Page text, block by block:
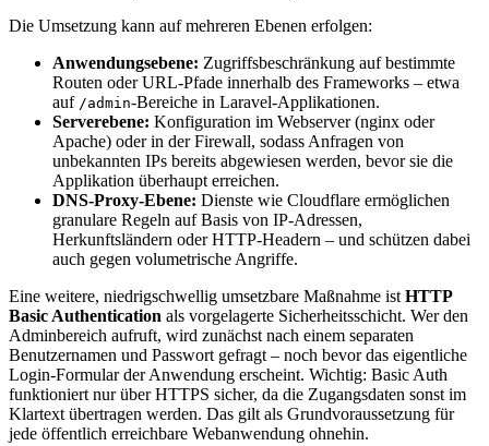
Die Umsetzung kann auf mehreren Ebenen erfolgen:
Anwendungsebene: Zugriffsbeschränkung auf bestimmte
Routen oder URL-Pfade innerhalb des Frameworks – etwa
auf /admin-Bereiche in Laravel-Applikationen.
Serverebene: Konfiguration im Webserver (nginx oder
Apache) oder in der Firewall, sodass Anfragen von
unbekannten IPs bereits abgewiesen werden, bevor sie die
Applikation überhaupt erreichen.
DNS-Proxy-Ebene: Dienste wie Cloudflare ermöglichen
granulare Regeln auf Basis von IP-Adressen,
Herkunftsländern oder HTTP-Headern – und schützen dabei
auch gegen volumetrische Angriffe.
Eine weitere, niedrigschwellig umsetzbare Maßnahme ist HTTP
Basic Authentication als vorgelagerte Sicherheitsschicht. Wer den
Adminbereich aufruft, wird zunächst nach einem separaten
Benutzernamen und Passwort gefragt – noch bevor das eigentliche
Login-Formular der Anwendung erscheint. Wichtig: Basic Auth
funktioniert nur über HTTPS sicher, da die Zugangsdaten sonst im
Klartext übertragen werden. Das gilt als Grundvoraussetzung für
jede öffentlich erreichbare Webanwendung ohnehin.